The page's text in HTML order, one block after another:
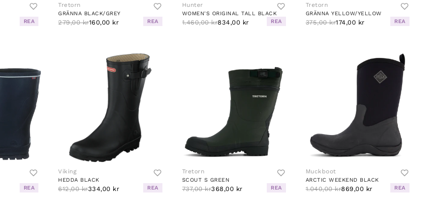
REA
Tretorn
GRÄNNA BLACK/GREY
279,00 kr160,00 kr REA
Hunter
WOMEN'S ORIGINAL TALL BLACK
1.460,00 kr834,00 kr REA
Tretorn
GRÄNNA YELLOW/YELLOW
375,00 kr174,00 kr REA
REA
Viking
HEDDA BLACK
612,00 kr334,00 kr REA
Tretorn
SCOUT S GREEN
737,00 kr368,00 kr REA
Muckboot
ARCTIC WEEKEND BLACK
1.040,00 kr869,00 kr REA